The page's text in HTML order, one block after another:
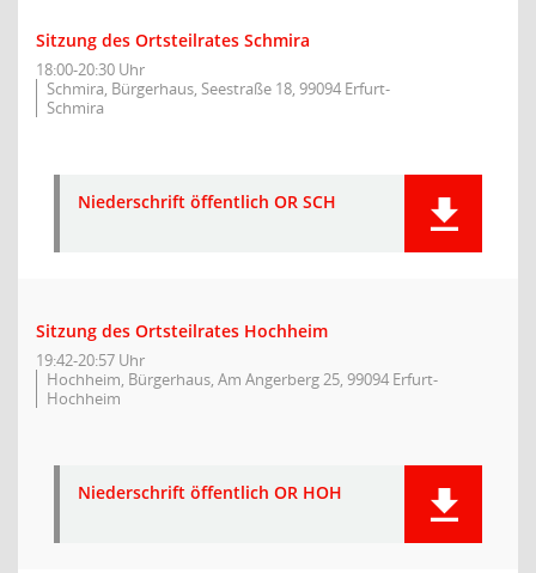
Sitzung des Ortsteilrates Schmira
18:00-20:30 Uhr
Schmira, Bürgerhaus, Seestraße 18, 99094 Erfurt-
Schmira
Niederschrift öffentlich OR SCH
Sitzung des Ortsteilrates Hochheim
19:42-20:57 Uhr
Hochheim, Bürgerhaus, Am Angerberg 25, 99094 Erfurt-
Hochheim
Niederschrift öffentlich OR HOH